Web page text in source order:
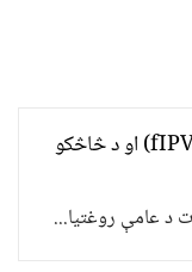
د پولیو/ګوزڼ ضد جزوي زرقي واکسین (fIPV) او د څاڅکو
د عامې روغتیا...